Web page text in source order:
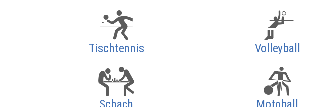
Tischtennis Volleyball
Schach Motoball